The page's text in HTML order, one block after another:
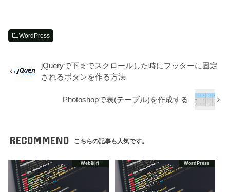
WordPress
jQueryで下までスクロールした時にフッターに固定
されるボタンを作る方法
Photoshopで表(テーブル)を作成する
RECOMMEND こちらの記事も人気です。
Web制作 WordPress